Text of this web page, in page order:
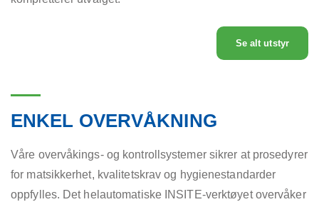
Se alt utstyr
ENKEL OVERVÅKNING
Våre overvåkings- og kontrollsystemer sikrer at prosedyrer
for matsikkerhet, kvalitetskrav og hygienestandarder
oppfylles. Det helautomatiske INSITE-verktøyet overvåker